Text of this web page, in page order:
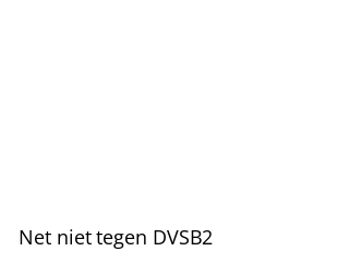
Net niet tegen DVSB2